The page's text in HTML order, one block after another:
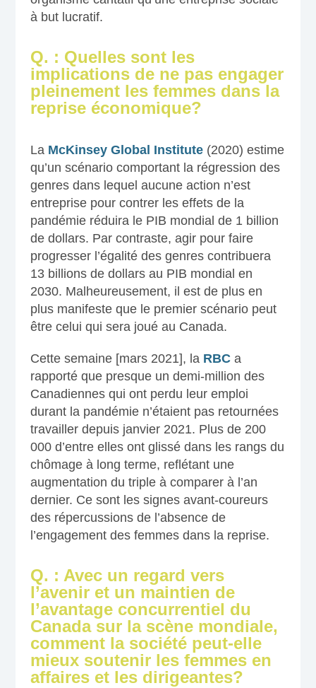
à but lucratif.
Q. : Quelles sont les
implications de ne pas engager
pleinement les femmes dans la
reprise économique?
La McKinsey Global Institute(2020) estime
qu’un scénario comportant la régression des
genres dans lequel aucune action n’est
entreprise pour contrer les effets de la
pandémie réduira le PIB mondial de 1 billion
de dollars. Par contraste, agir pour faire
progresser l’égalité des genres contribuera
13 billions de dollars au PIB mondial en
2030. Malheureusement, il est de plus en
plus manifeste que le premier scénario peut
être celui qui sera joué au Canada.
Cette semaine [mars 2021], la RBCa
rapporté que presque un demi-million des
Canadiennes qui ont perdu leur emploi
durant la pandémie n’étaient pas retournées
travailler depuis janvier 2021. Plus de 200
000 d’entre elles ont glissé dans les rangs du
chômage à long terme, reflétant une
augmentation du triple à comparer à l’an
dernier. Ce sont les signes avant-coureurs
des répercussions de l’absence de
l’engagement des femmes dans la reprise.
Q. : Avec un regard vers
l’avenir et un maintien de
l’avantage concurrentiel du
Canada sur la scène mondiale,
comment la société peut-elle
mieux soutenir les femmes en
affaires et les dirigeantes?